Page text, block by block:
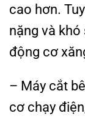
cao hơn.
nặng và
động cơ
– Máy cắt
cơ chạy